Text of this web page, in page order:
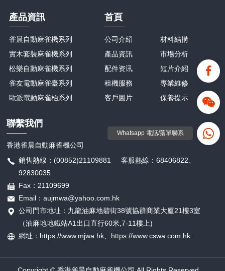
產品資訊
雀晨自動麻雀機系列
實木套裝麻雀機系列
松樂自動麻雀機系列
雀友電動麻雀臺系列
歐派電動麻雀枱系列
首頁
公司介紹
產品資訊
配件资讯
租機服務
客戶圖片
材料結搆
市場分析
短片介紹
專業維修
保養提示
聯繫我們
香港雀晨自動麻雀機公司
銷售熱線：(00852)21109881 客服熱線：68406822、
92830035
Fax：21109699
Email：aujmwa@yahoo.com.hk
公司門市地址：九龍油麻地碧街38號協群商業大廈21樓3室
（油麻地地鐵站A1出口直行60米,7-11樓上)
網址：https://www.mjwa.hk、 https://www.cswa.com.hk
Whatsapp 電話/落單聯系